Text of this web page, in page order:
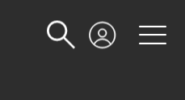
Login
Suche